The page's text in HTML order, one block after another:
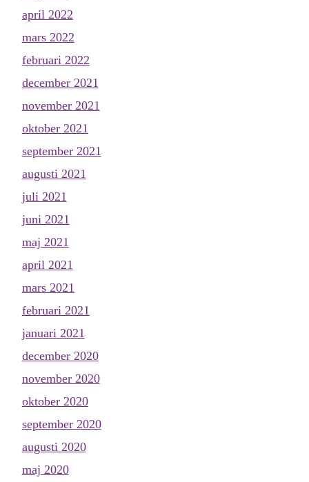
april 2022
mars 2022
februari 2022
december 2021
november 2021
oktober 2021
september 2021
augusti 2021
juli 2021
juni 2021
maj 2021
april 2021
mars 2021
februari 2021
januari 2021
december 2020
november 2020
oktober 2020
september 2020
augusti 2020
maj 2020